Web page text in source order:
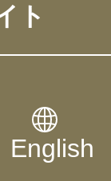
ト
English